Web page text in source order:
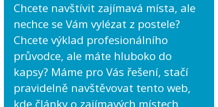
Chcete navštívit zajímavá místa, ale
nechce se Vám vylézat z postele?
Chcete výklad profesionálního
průvodce, ale máte hluboko do
kapsy? Máme pro Vás řešení, stačí
pravidelně navštěvovat tento web,